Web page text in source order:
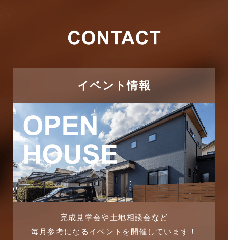
つくばエクスプレス線
ピアラシティ店-ブログ
ブログ
マンション経営活用事例
よくある質問
リフォーム-ブログ
2025年11月
2025年10月
2025年9月
2025年8月
2025年6月
イベント情報
完成見学会や土地相談会など
毎月参考になるイベントを開催しています！